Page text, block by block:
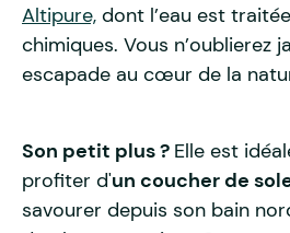
Altipure, dont l’eau est
chimiques. Vous n’oublierez
escapade au cœur de la
Son petit plus ? Elle est
profiter d'un coucher de
savourer depuis son bain